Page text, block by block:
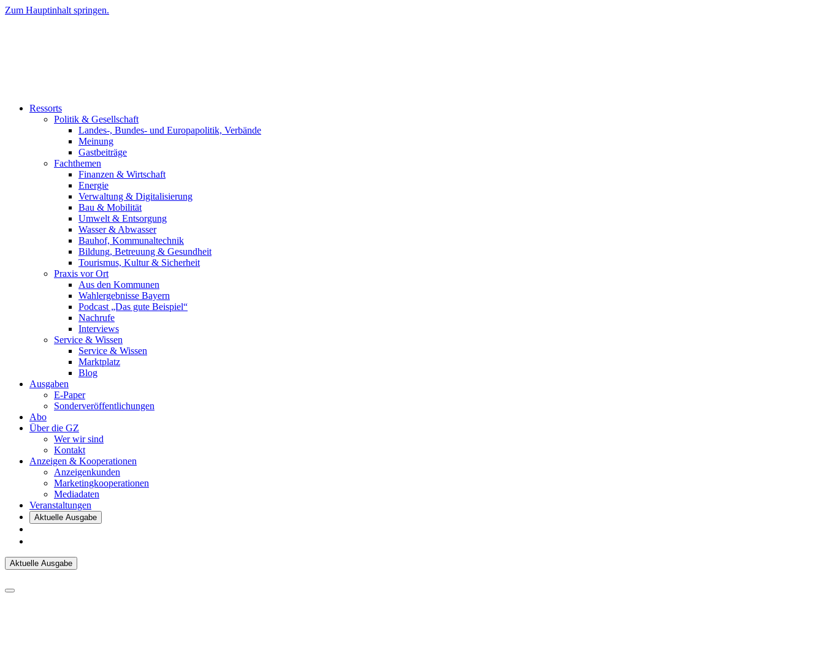
Zum Hauptinhalt springen.
Ressorts
Politik & Gesellschaft
Landes-, Bundes- und Europapolitik, Verbände
Meinung
Gastbeiträge
Fachthemen
Finanzen & Wirtschaft
Energie
Verwaltung & Digitalisierung
Bau & Mobilität
Umwelt & Entsorgung
Wasser & Abwasser
Bauhof, Kommunaltechnik
Bildung, Betreuung & Gesundheit
Tourismus, Kultur & Sicherheit
Praxis vor Ort
Aus den Kommunen
Wahlergebnisse Bayern
Podcast „Das gute Beispiel“
Nachrufe
Interviews
Service & Wissen
Service & Wissen
Marktplatz
Blog
Ausgaben
E-Paper
Sonderveröffentlichungen
Abo
Über die GZ
Wer wir sind
Kontakt
Anzeigen & Kooperationen
Anzeigenkunden
Marketingkooperationen
Mediadaten
Veranstaltungen
Aktuelle Ausgabe
Aktuelle Ausgabe